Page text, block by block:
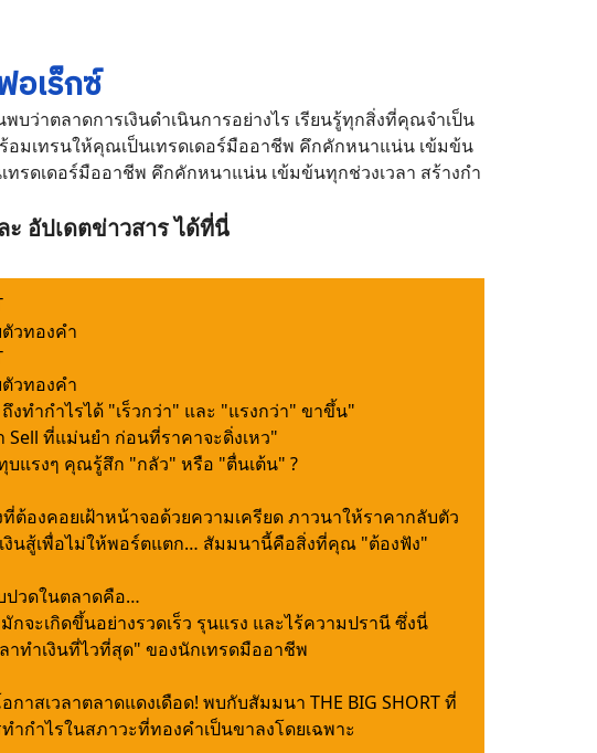
อเร็กซ์
ว่าตลาดการเงินดำเนินการอย่างไร เรียนรู้ทุกสิ่งที่คุณจำเป็น
อมเทรนให้คุณเป็นเทรดเดอร์มืออาชีพ คึกคักหนาแน่น เข้มข้น
รดเดอร์มืออาชีพ คึกคักหนาแน่น เข้มข้นทุกช่วงเวลา สร้างกำ
อัปเดตข่าวสาร ได้ที่นี่
วทองคำ
วทองคำ
งทำกำไรได้ "เร็วกว่า" และ "แรงกว่า" ขาขึ้น"
Sell ที่แม่นยำ ก่อนที่ราคาจะดิ่งเหว"
บแรงๆ คุณรู้สึก "กลัว" หรือ "ตื่นเต้น" ?
องคอยเฝ้าหน้าจอด้วยความเครียด ภาวนาให้ราคากลับตัว
งินสู้เพื่อไม่ให้พอร์ตแตก… สัมมนานี้คือสิ่งที่คุณ "ต้องฟัง"
ปวดในตลาดคือ…
กจะเกิดขึ้นอย่างรวดเร็ว รุนแรง และไร้ความปรานี ซึ่งนี่
าทำเงินที่ไวที่สุด" ของนักเทรดมืออาชีพ
กาสเวลาตลาดแดงเดือด! พบกับสัมมนา THE BIG SHORT ที่
ำกำไรในสภาวะที่ทองคำเป็นขาลงโดยเฉพาะ